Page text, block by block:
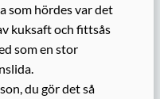
som hördes var det
kuksaft och fittsås
som en stor
du gör det så